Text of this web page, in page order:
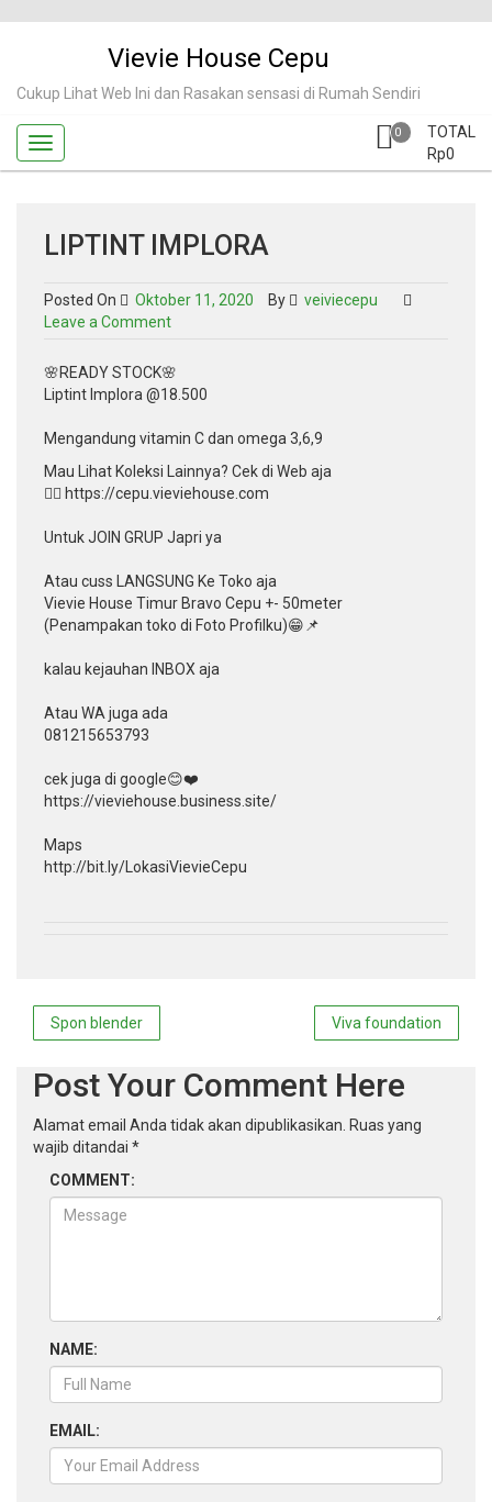
Vievie House Cepu
Cukup Lihat Web Ini dan Rasakan sensasi di Rumah Sendiri
0
TOTAL
Rp0
LIPTINT IMPLORA
Posted On Oktober 11, 2020 By
veiviecepu
Leave a Commenton
implora
🌸READY STOCK🌸
Liptint Implora @18.500
Mengandung vitamin C dan omega 3,6,9
Mau Lihat Koleksi Lainnya? Cek di Web aja
👉🏻 https://cepu.vieviehouse.com
Untuk JOIN GRUP Japri ya
Atau cuss LANGSUNG Ke Toko aja
Vievie House Timur Bravo Cepu +- 50meter
(Penampakan toko di Foto Profilku)😁📌
kalau kejauhan INBOX aja
Atau WA juga ada
081215653793
cek juga di google😊❤️
https://vieviehouse.business.site/
Maps
http://bit.ly/LokasiVievieCepu
Navigasi
pos
Viva foundation
Spon blender
Post Your Comment Here
Alamat email Anda tidak akan dipublikasikan. Ruas yang
wajib ditandai *
COMMENT:
NAME:
EMAIL: